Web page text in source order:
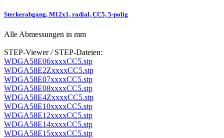
Steckerabgang, M12x1, radial, CC5, 5-polig
Alle Abmessungen in mm
STEP-Viewer / STEP-Dateien:
WDGA58E06xxxxCC5.stp
WDGA58E2ZxxxxCC5.stp
WDGA58E07xxxxCC5.stp
WDGA58E08xxxxCC5.stp
WDGA58E4ZxxxxCC5.stp
WDGA58E10xxxxCC5.stp
WDGA58E12xxxxCC5.stp
WDGA58E14xxxxCC5.stp
WDGA58E15xxxxCC5.stp